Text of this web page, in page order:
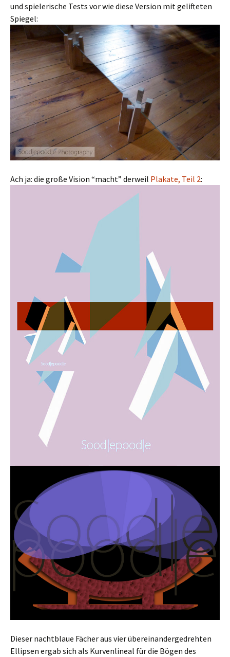
und spielerische Tests vor wie diese Version mit gelifteten
Spiegel:
Ach ja: die große Vision “macht” derweil Plakate, Teil 2:
Dieser nachtblaue Fächer aus vier übereinandergedrehten
Ellipsen ergab sich als Kurvenlineal für die Bögen des